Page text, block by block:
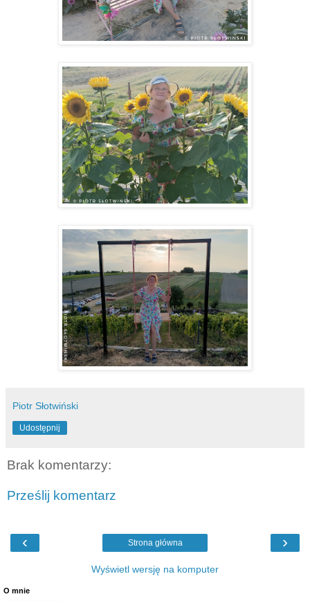
Piotr Słotwiński
Udostępnij
Brak komentarzy:
Prześlij komentarz
‹ ›
Strona główna
Wyświetl wersję na komputer
O mnie